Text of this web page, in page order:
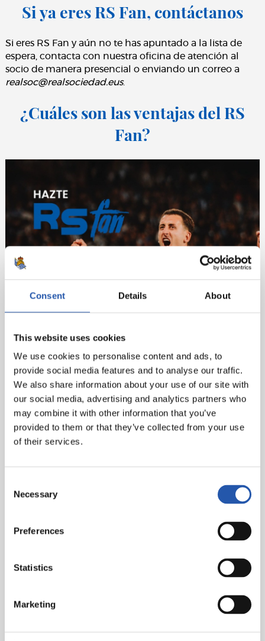
Consent Details About
This website uses cookies
We use cookies to personalise content and ads, to
provide social media features and to analyse our traffic.
We also share information about your use of our site with
our social media, advertising and analytics partners who
may combine it with other information that you’ve
provided to them or that they’ve collected from your use
of their services.
Selection
Necessary
Preferences
Statistics
Marketing
Si ya eres RS Fan, contáctanos
Si eres RS Fan y aún no te has apuntado a la lista de
espera, contacta con nuestra oficina de atención al
socio de manera presencial o enviando un correo a
realsoc@realsociedad.eus.
¿Cuáles son las ventajas del RS
Fan?
Preguntas frecuentes
C